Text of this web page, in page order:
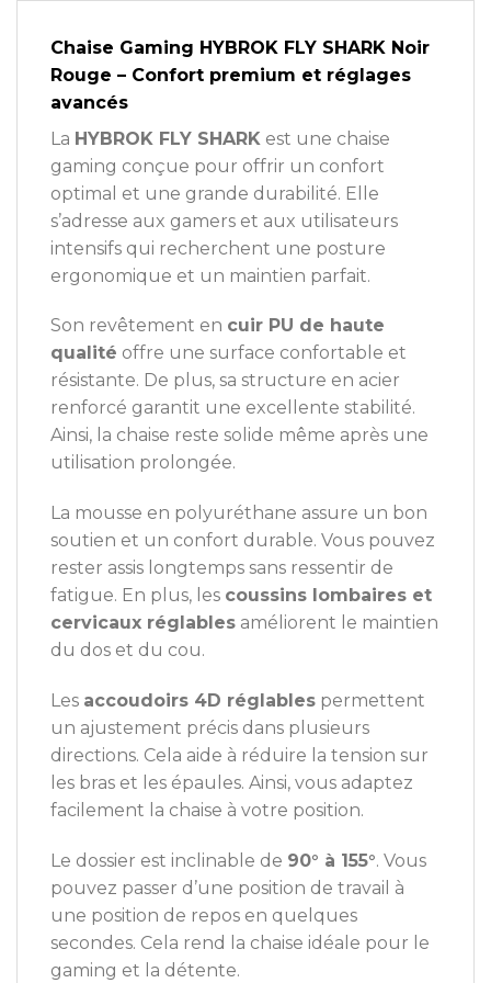
Chaise Gaming HYBROK FLY SHARK Noir
Rouge – Confort premium et réglages
avancés
La HYBROK FLY SHARK est une chaise
gaming conçue pour offrir un confort
optimal et une grande durabilité. Elle
s’adresse aux gamers et aux utilisateurs
intensifs qui recherchent une posture
ergonomique et un maintien parfait.
Son revêtement en cuir PU de haute
qualité offre une surface confortable et
résistante. De plus, sa structure en acier
renforcé garantit une excellente stabilité.
Ainsi, la chaise reste solide même après une
utilisation prolongée.
La mousse en polyuréthane assure un bon
soutien et un confort durable. Vous pouvez
rester assis longtemps sans ressentir de
fatigue. En plus, les coussins lombaires et
cervicaux réglables améliorent le maintien
du dos et du cou.
Les accoudoirs 4D réglables permettent
un ajustement précis dans plusieurs
directions. Cela aide à réduire la tension sur
les bras et les épaules. Ainsi, vous adaptez
facilement la chaise à votre position.
Le dossier est inclinable de 90° à 155°. Vous
pouvez passer d’une position de travail à
une position de repos en quelques
secondes. Cela rend la chaise idéale pour le
gaming et la détente.